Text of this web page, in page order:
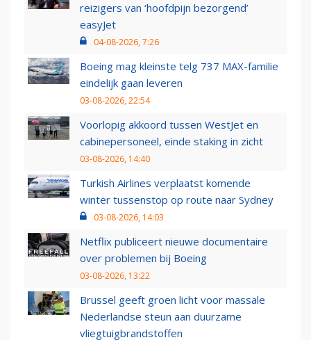
reizigers van ‘hoofdpijn bezorgend’
easyJet
04-08-2026, 7:26
Boeing mag kleinste telg 737 MAX-familie
eindelijk gaan leveren
03-08-2026, 22:54
Voorlopig akkoord tussen WestJet en
cabinepersoneel, einde staking in zicht
03-08-2026, 14:40
Turkish Airlines verplaatst komende
winter tussenstop op route naar Sydney
03-08-2026, 14:03
Netflix publiceert nieuwe documentaire
over problemen bij Boeing
03-08-2026, 13:22
Brussel geeft groen licht voor massale
Nederlandse steun aan duurzame
vliegtuigbrandstoffen